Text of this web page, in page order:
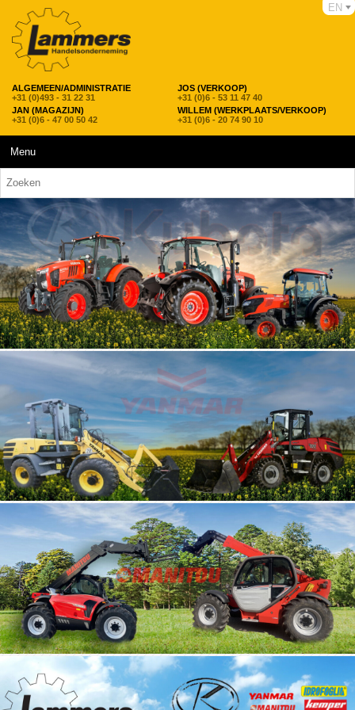
ALGEMEEN/ADMINISTRATIE
+31 (0)493 - 31 22 31
JOS (VERKOOP)
+31 (0)6 - 53 11 47 40
JAN (MAGAZIJN)
+31 (0)6 - 47 00 50 42
WILLEM (WERKPLAATS/VERKOOP)
+31 (0)6 - 20 74 90 10
EN
Menu